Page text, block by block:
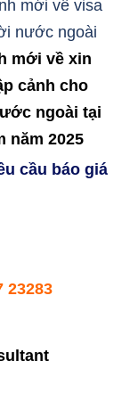
mới về xin
cảnh cho
ngoài tại
năm 2025
cầu báo giá
23283